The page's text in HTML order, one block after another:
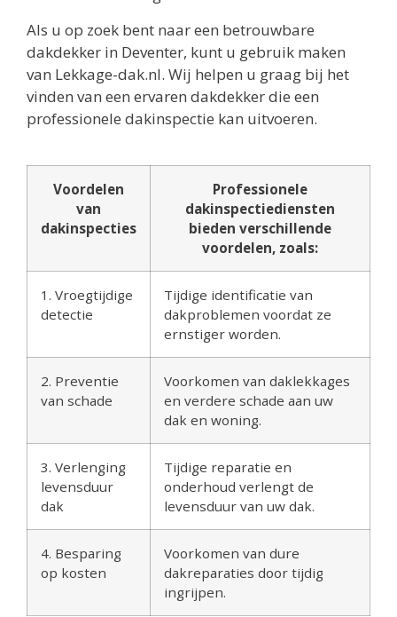
Als u op zoek bent naar een betrouwbare
dakdekker in Deventer, kunt u gebruik maken
van Lekkage-dak.nl. Wij helpen u graag bij het
vinden van een ervaren dakdekker die een
professionele dakinspectie kan uitvoeren.
Voordelen
van
dakinspecties
Professionele
dakinspectiediensten
bieden verschillende
voordelen, zoals:
1. Vroegtijdige
detectie
Tijdige identificatie van
dakproblemen voordat ze
ernstiger worden.
2. Preventie
van schade
Voorkomen van daklekkages
en verdere schade aan uw
dak en woning.
3. Verlenging
levensduur
dak
Tijdige reparatie en
onderhoud verlengt de
levensduur van uw dak.
4. Besparing
op kosten
Voorkomen van dure
dakreparaties door tijdig
ingrijpen.